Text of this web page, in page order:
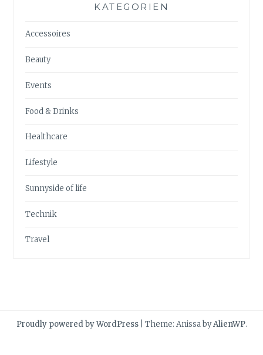
KATEGORIEN
Accessoires
Beauty
Events
Food & Drinks
Healthcare
Lifestyle
Sunnyside of life
Technik
Travel
Proudly powered by WordPress Theme: Anissa byAlienWP.